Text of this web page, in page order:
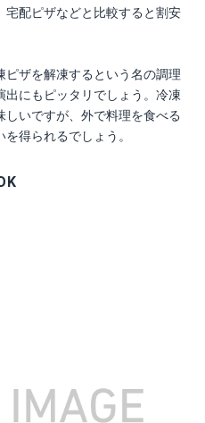
宅配ピザなどと比較すると割安
ザを解凍するという名の調理
にもピッタリでしょう。冷凍
いですが、外で料理を食べる
得られるでしょう。